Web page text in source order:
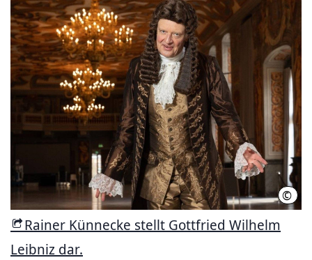
©
Rainer Künnecke stellt Gottfried Wilhelm
Leibniz dar.